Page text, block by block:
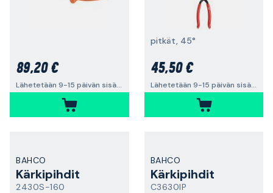
89,20 €
Lähetetään 9-15 päivän sisällä
pitkät, 45°
45,50 €
Lähetetään 9-15 päivän sisällä
BAHCO
Kärkipihdit
2430S-160
BAHCO
Kärkipihdit
C3630IP